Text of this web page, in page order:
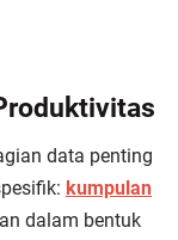
data penting
kumpulan
dalam bentuk